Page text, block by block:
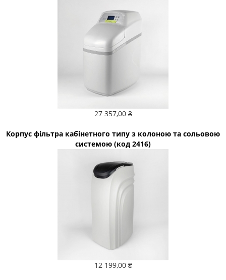
27 357,00 ₴
Корпус фільтра кабінетного типу з колоною та сольовою
системою (код 2416)
12 199,00 ₴